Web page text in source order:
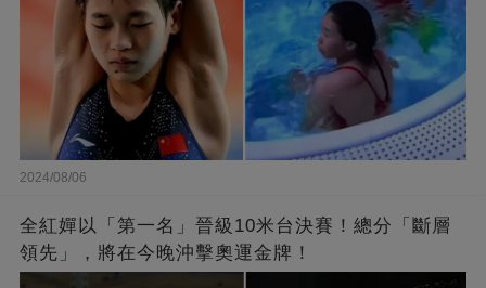
2024/08/06
全紅嬋以「第一名」晉級10米台決賽！總分「斷層
領先」，將在今晚沖擊奧運金牌！